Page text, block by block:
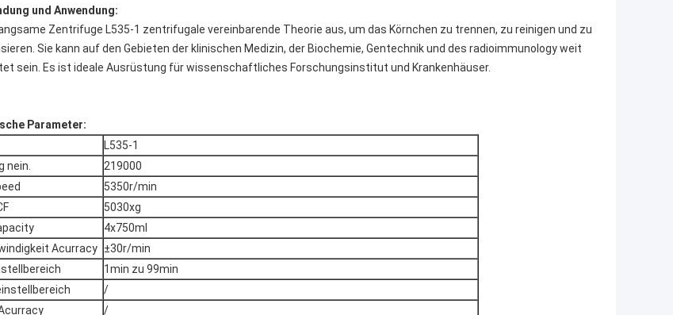
und Anwendung:
Zentrifuge L535-1 zentrifugale vereinbarende Theorie aus, um das Körnchen zu trennen, zu reinigen und zu
Sie kann auf den Gebieten der klinischen Medizin, der Biochemie, Gentechnik und des radioimmunology weit
sein. Es ist ideale Ausrüstung für wissenschaftliches Forschungsinstitut und Krankenhäuser.
Parameter:
L535-1
nein.
219000
5350r/min
5030xg
4x750ml
Acurracy ±30r/min
1min zu 99min
/
/